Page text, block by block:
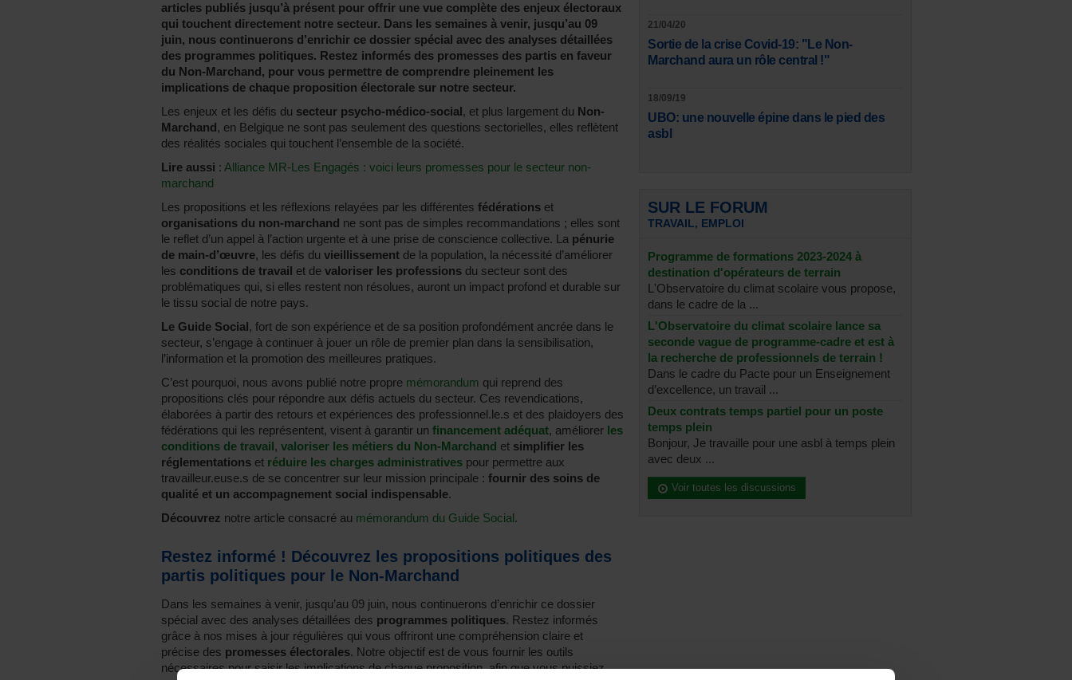
articles publiés jusqu’à présent pour offrir une vue complète des enjeux électoraux
qui touchent directement notre secteur. Dans les semaines à venir, jusqu’au 09
juin, nous continuerons d’enrichir ce dossier spécial avec des analyses détaillées
des programmes politiques. Restez informés des promesses des partis en faveur
du Non-Marchand, pour vous permettre de comprendre pleinement les
implications de chaque proposition électorale sur notre secteur.
Les enjeux et les défis du secteur psycho-médico-social, et plus largement du Non-
Marchand, en Belgique ne sont pas seulement des questions sectorielles, elles reflètent
des réalités sociales qui touchent l’ensemble de la société.
Lire aussi : Alliance MR-Les Engagés : voici leurs promesses pour le secteur non-
marchand
Les propositions et les réflexions relayées par les différentes fédérations et
organisations du non-marchand ne sont pas de simples recommandations ; elles sont
le reflet d’un appel à l’action urgente et à une prise de conscience collective. La pénurie
de main-d’œuvre, les défis du vieillissement de la population, la nécessité d’améliorer
les conditions de travail et de valoriser les professions du secteur sont des
problématiques qui, si elles restent non résolues, auront un impact profond et durable sur
le tissu social de notre pays.
Le Guide Social, fort de son expérience et de sa position profondément ancrée dans le
secteur, s’engage à continuer à jouer un rôle de premier plan dans la sensibilisation,
l’information et la promotion des meilleures pratiques.
C’est pourquoi, nous avons publié notre propre mémorandum qui reprend des
propositions clés pour répondre aux défis actuels du secteur. Ces revendications,
élaborées à partir des retours et expériences des professionnel.le.s et des plaidoyers des
fédérations qui les représentent, visent à garantir un financement adéquat, améliorer les
conditions de travail, valoriser les métiers du Non-Marchand et simplifier les
réglementations et réduire les charges administratives pour permettre aux
travailleur.euse.s de se concentrer sur leur mission principale : fournir des soins de
qualité et un accompagnement social indispensable.
Découvrez notre article consacré au mémorandum du Guide Social.
Restez informé ! Découvrez les propositions politiques des
partis politiques pour le Non-Marchand
Dans les semaines à venir, jusqu’au 09 juin, nous continuerons d’enrichir ce dossier
spécial avec des analyses détaillées des programmes politiques. Restez informés
grâce à nos mises à jour régulières qui vous offriront une compréhension claire et
précise des promesses électorales. Notre objectif est de vous fournir les outils
nécessaires pour saisir les implications de chaque proposition, afin que vous puissiez
21/04/20
Sortie de la crise Covid-19: "Le Non-
Marchand aura un rôle central !"
18/09/19
UBO: une nouvelle épine dans le pied des
asbl
SUR LE FORUM
TRAVAIL, EMPLOI
Programme de formations 2023-2024 à
destination d'opérateurs de terrain
L'Observatoire du climat scolaire vous propose,
dans le cadre de la ...
L'Observatoire du climat scolaire lance sa
seconde vague de programme-cadre et est à
la recherche de professionnels de terrain !
Dans le cadre du Pacte pour un Enseignement
d’excellence, un travail ...
Deux contrats temps partiel pour un poste
temps plein
Bonjour, Je travaille pour une asbl à temps plein
avec deux ...
Voir toutes les discussions